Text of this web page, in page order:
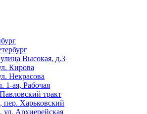
Высокая, д.3
Кирова
Некрасова
1-ая, Рабочая
тракт
пер. Харьковский
ул. Архиерейская